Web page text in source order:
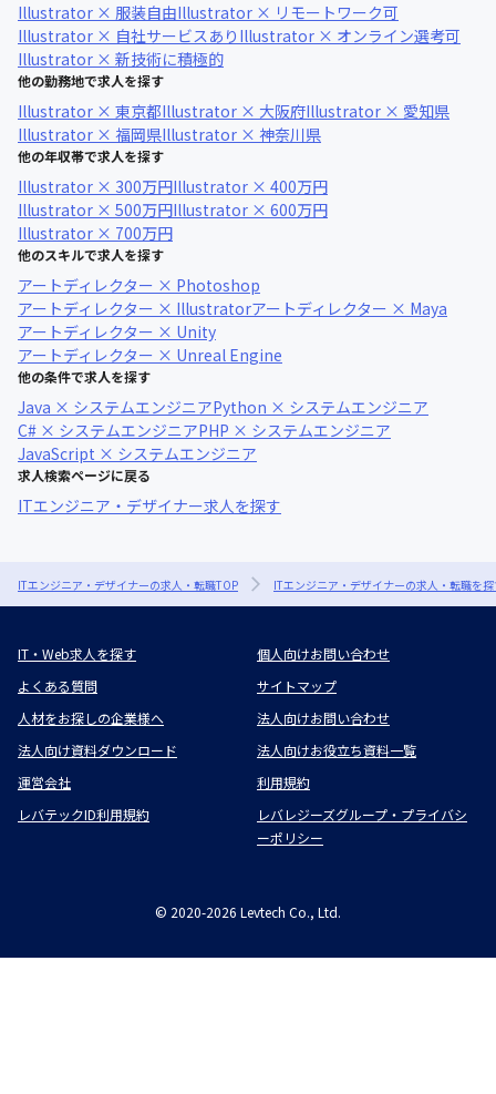
Illustrator × 服装自由Illustrator × リモートワーク可
Illustrator × 自社サービスあり Illustrator × オンライン選考可
Illustrator × 新技術に積極的
他の勤務地で求人を探す
Illustrator × 東京都Illustrator × 大阪府Illustrator × 愛知県
Illustrator × 福岡県Illustrator × 神奈川県
他の年収帯で求人を探す
Illustrator × 300万円Illustrator × 400万円
Illustrator × 500万円Illustrator × 600万円
Illustrator × 700万円
他のスキルで求人を探す
アートディレクター × Photoshop
アートディレクター × Illustratorアートディレクター × Maya
アートディレクター × Unity
アートディレクター × Unreal Engine
他の条件で求人を探す
Java × システムエンジニアPython × システムエンジニア
C# × システムエンジニアPHP × システムエンジニア
JavaScript × システムエンジニア
求人検索ページに戻る
ITエンジニア・デザイナー求人を探す
ITエンジニア・デザイナーの求人・転職TOP ITエンジニア・デザイナーの求人・転職を
IT・Web求人を探す
個人向けお問い合わせ
よくある質問
サイトマップ
人材をお探しの企業様へ
法人向けお問い合わせ
法人向け資料ダウンロード
法人向けお役立ち資料一覧
運営会社
利用規約
レバテックID利用規約
レバレジーズグループ・プライバシ
ーポリシー
© 2020-2026 Levtech Co., Ltd.